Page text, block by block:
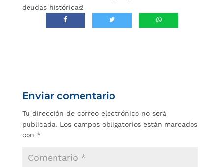
deudas históricas!
Enviar comentario
Tu dirección de correo electrónico no será
publicada. Los campos obligatorios están marcados
con *